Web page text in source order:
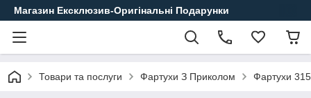
Магазин Ексклюзив-Оригінальні Подарунки
Товари та послуги Фартухи З Приколом Фартухи